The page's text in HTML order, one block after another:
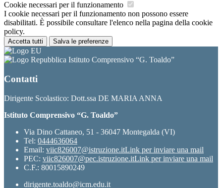
Cookie necessari per il funzionamento
I cookie necessari per il funzionamento non possono essere
disabilitati. È possibile consultare l'elenco nella pagina della cookie
policy.
Accetta tutti Salva le preferenze
Istituto Comprensivo “G. Toaldo”
Contatti
Dirigente Scolastico: Dott.ssa DE MARIA ANNA
Istituto Comprensivo “G. Toaldo”
Via Dino Cattaneo, 51 - 36047 Montegalda (VI)
Tel: 0444636064
Email: viic826007@istruzione.itLink per inviare una mail
PEC: viic826007@pec.istruzione.itLink per inviare una mail
C.F.: 80015890249
dirigente.toaldo@icm.edu.it